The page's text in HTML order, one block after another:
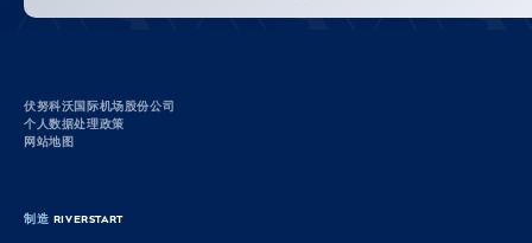
伏努科沃国际机场股份公司
个人数据处理政策
网站地图
制造 RIVERSTART